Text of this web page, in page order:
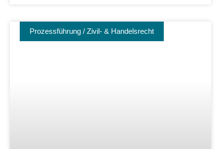
Prozessführung / Zivil- & Handelsrecht